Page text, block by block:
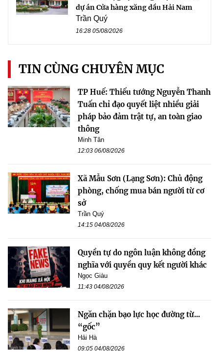
dự án Cửa hàng xăng dầu Hải Nam
Trần Quý
16:28 05/08/2026
TIN CÙNG CHUYÊN MỤC
TP Huế: Thiếu tướng Nguyễn Thanh
Tuấn chỉ đạo quyết liệt nhiều giải
pháp bảo đảm trật tự, an toàn giao
thông
Minh Tân
12:03 06/08/2026
Xã Mẫu Sơn (Lạng Sơn): Chủ động
phòng, chống mua bán người từ cơ
sở
Trần Quý
14:15 04/08/2026
Quyền tự do ngôn luận không đồng
nghĩa với quyền quy kết người khác
Ngọc Giàu
11:43 04/08/2026
Ngăn chặn bạo lực học đường từ...
“gốc”
Hải Hà
09:05 04/08/2026